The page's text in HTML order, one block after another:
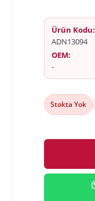
Ürün Kodu:
ADN13094
OEM:
-
Stokta Yok